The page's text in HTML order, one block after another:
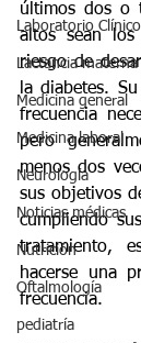
Laboratorio Clínico
Lactancia materna
Medicina general
Medicina laboral
Neurología
Noticias médicas
Nutrición
Oftalmología
pediatría
últimos dos o
altos sean
riesgo de
la diabetes.
frecuencia
pero
menos dos
sus objetivos
cumpliendo
tratamiento,
hacerse una
frecuencia.